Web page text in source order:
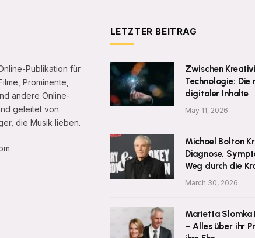
Publikation für
Prominente,
andere Online-
geleitet von
die Musik lieben.
LETZTER BEITRAG
Zwischen
Technologie: Die
digitaler Inhalte
May 11, 2026
Michael Bolton
Diagnose,
Weg durch die
March 30, 2026
Marietta Slomka
– Alles über ihr